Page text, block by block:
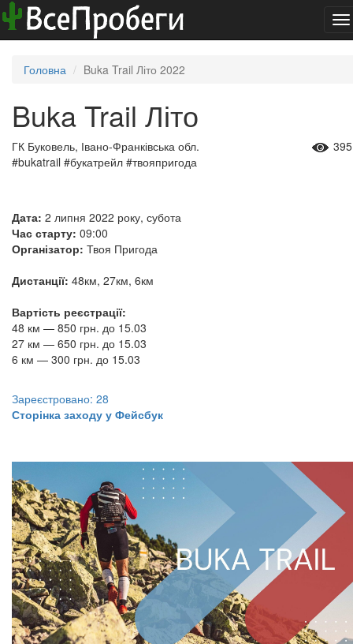
Головна Buka Trail Літо 2022
Buka Trail Літо
ГК Буковель, Івано-Франківська обл.
#bukatrail #букатрейл #твояпригода
Дата: 2 липня 2022 року, субота
Час старту: 09:00
Організатор: Твоя Пригода
Дистанції: 48км, 27км, 6км
Вартість реєстрації:
48 км — 850 грн. до 15.03
27 км — 650 грн. до 15.03
6 км — 300 грн. до 15.03
Зареєстровано: 28
Сторінка заходу у Фейсбук